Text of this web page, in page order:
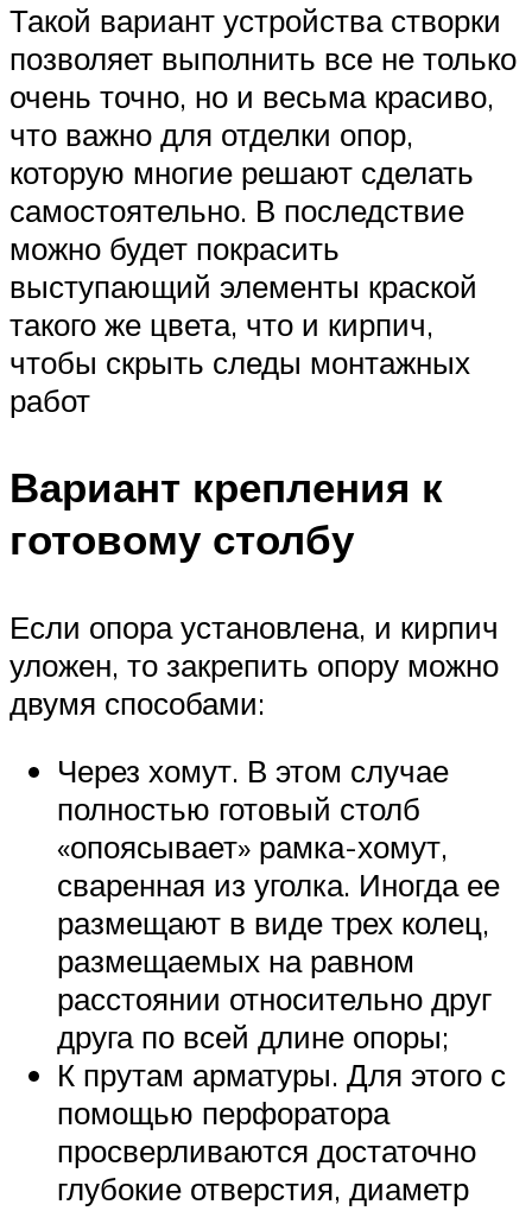
Такой вариант устройства створки
позволяет выполнить все не только
очень точно, но и весьма красиво,
что важно для отделки опор,
которую многие решают сделать
самостоятельно. В последствие
можно будет покрасить
выступающий элементы краской
такого же цвета, что и кирпич,
чтобы скрыть следы монтажных
работ
Вариант крепления к
готовому столбу
Если опора установлена, и кирпич
уложен, то закрепить опору можно
двумя способами:
Через хомут. В этом случае
полностью готовый столб
«опоясывает» рамка-хомут,
сваренная из уголка. Иногда ее
размещают в виде трех колец,
размещаемых на равном
расстоянии относительно друг
друга по всей длине опоры;
К прутам арматуры. Для этого с
помощью перфоратора
просверливаются достаточно
глубокие отверстия, диаметр